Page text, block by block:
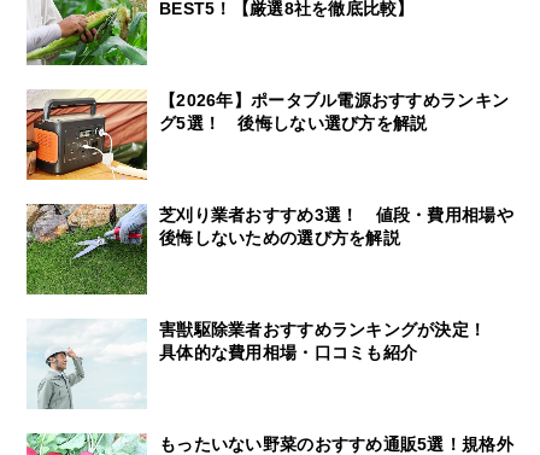
BEST5！【厳選8社を徹底比較】
【2026年】ポータブル電源おすすめランキン
グ5選！ 後悔しない選び方を解説
芝刈り業者おすすめ3選！ 値段・費用相場や
後悔しないための選び方を解説
害獣駆除業者おすすめランキングが決定！
具体的な費用相場・口コミも紹介
もったいない野菜のおすすめ通販5選！規格外